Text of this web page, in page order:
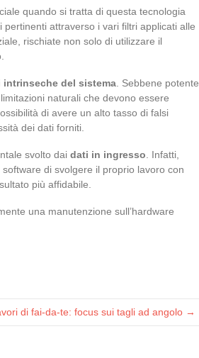
quando si tratta di questa tecnologia
attraverso i vari filtri applicati alle
rischiate non solo di utilizzare il
intrinseche del sistema . Sebbene potente
naturali che devono essere
di avere un alto tasso di falsi
dei dati forniti.
svolto dai dati in ingresso . Infatti,
di svolgere il proprio lavoro con
più affidabile.
una manutenzione sull’hardware
di fai-da-te: focus sui tagli ad angolo →